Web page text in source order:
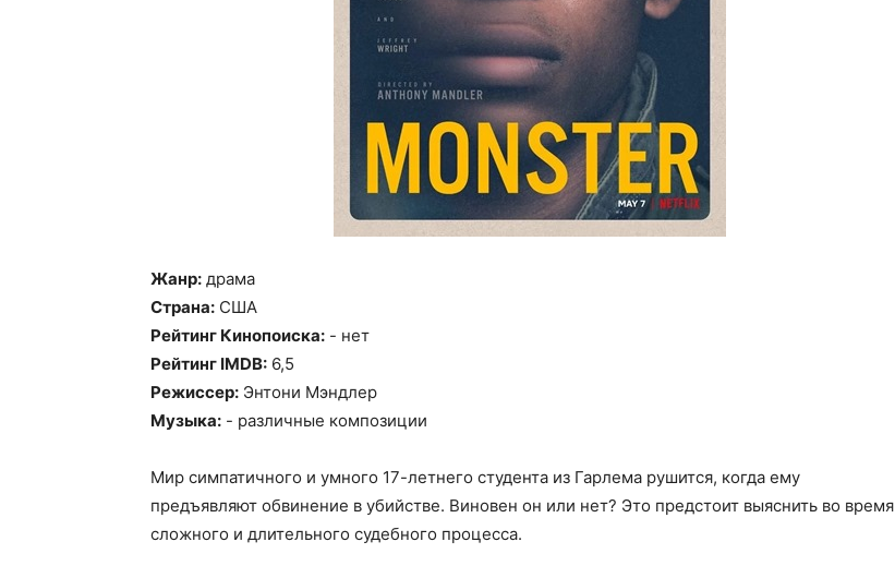
Жанр: драма
Страна: США
Рейтинг Кинопоиска: - нет
Рейтинг IMDB: 6,5
Режиссер: Энтони Мэндлер
Музыка: - различные композиции
Мир симпатичного и умного 17-летнего студента из Гарлема рушится, когда ему
предъявляют обвинение в убийстве. Виновен он или нет? Это предстоит выяснить во время
сложного и длительного судебного процесса.